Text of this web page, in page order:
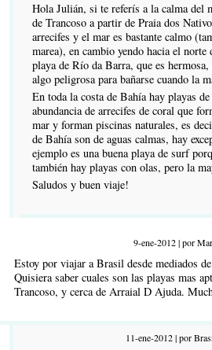
Hola Julián, si te referís a la calma del
de Trancoso a partir de Praia dos
arrecifes y el mar es bastante calmo
marea), en cambio yendo hacia el norte
playa de Río da Barra, que es
algo peligrosa para bañarse cuando la
En toda la costa de Bahía hay playas
abundancia de arrecifes de coral que
mar y forman piscinas naturales, es
de Bahía son de aguas calmas, hay
ejemplo es una buena playa de surf
también hay playas con olas, pero la
Saludos y buen viaje!
9-ene-2012 | por
Estoy por viajar a Brasil desde mediados
Quisiera saber cuales son las playas mas
Trancoso, y cerca de Arraial D Ajuda.
11-ene-2012 | por